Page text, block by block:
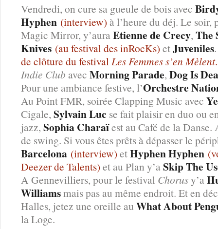
Vendredi, on cure sa gueule de bois avec
Hyphen (interview) à l’heure du déj. Le
Magic Mirror, y’auraEtienne de Crecy, The
Knives (au festival des inRocKs) etJuveniles
de clôture du festivalLes Femmes s’en Mèlent.
Indie Club avec Morning Parade, Dog Is
Pour une ambiance festive, l’Orchestre
Au Point FMR, soirée Clapping Music avec
Cigale, Sylvain Luc se fait plaisir en duo ou
jazz, Sophia Charaïest au Café de la Danse.
de swing. Si vous êtes prêts à dépasser le
Barcelona (interview) etHyphen Hyphen
Deezer de Talents) et au Plan y’aSkip The
A Gennevilliers, pour le festival Chorusy’a
Williamsmais pas au même endroit. Et en
Halles, jetez une oreille au What About
la Loge.